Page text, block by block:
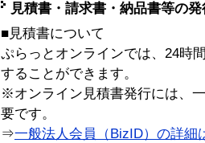
見積書・請求書・納品書等の
■見積書について
ぷらっとオンラインでは、24時
することができます。
※オンライン見積書発行には、
要です。
⇒一般法人会員（BizID）の詳細